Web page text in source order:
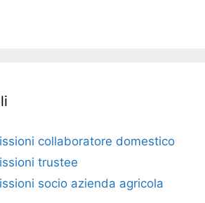
collaboratore domestico​​​
trustee​​​
socio azienda agricola